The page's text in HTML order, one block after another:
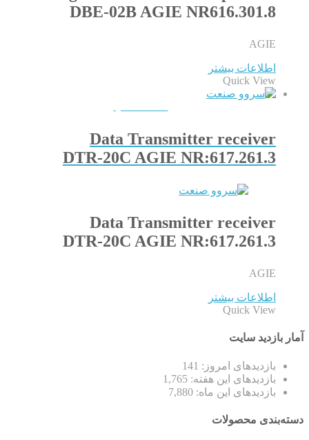
DBE-02B AGIE NR616.301.8
AGIE
اطلاعات بیشتر
Quick View
Data Transmitter receiver
DTR-20C AGIE NR:617.261.3
Data Transmitter receiver
DTR-20C AGIE NR:617.261.3
AGIE
اطلاعات بیشتر
Quick View
آمار بازدید سایت
بازدیدهای امروز: 141
بازدیدهای این هفته: 1,765
بازدیدهای این ماه: 7,880
دسته‌بندی محصولات